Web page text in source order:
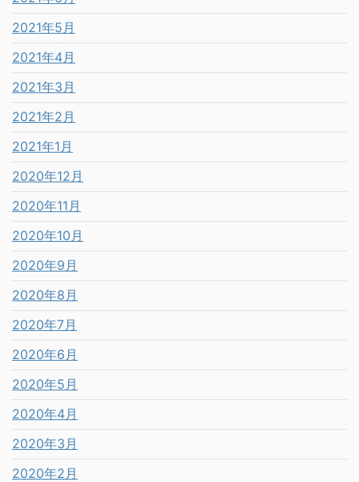
2021年5月
2021年4月
2021年3月
2021年2月
2021年1月
2020年12月
2020年11月
2020年10月
2020年9月
2020年8月
2020年7月
2020年6月
2020年5月
2020年4月
2020年3月
2020年2月